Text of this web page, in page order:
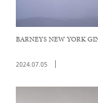
BARNEYS NEW YORK
2024.07.05